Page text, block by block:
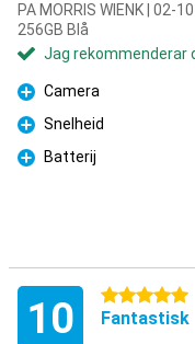
PA MORRIS WIENK | 02-
256GB Blå
Jag rekommenderar
Fördelar
Camera
Fördelar
Snelheid
Fördelar
Batterij
10 5 stjärnor
Fantastisk